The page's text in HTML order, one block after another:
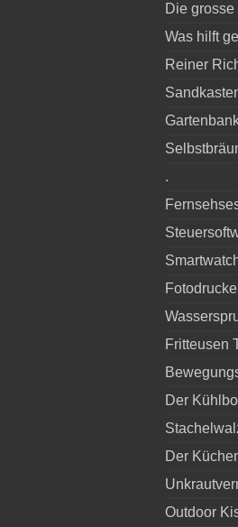
Die
Was hilft
Reiner
.
Fritteusen
Der
Der
Outdoor